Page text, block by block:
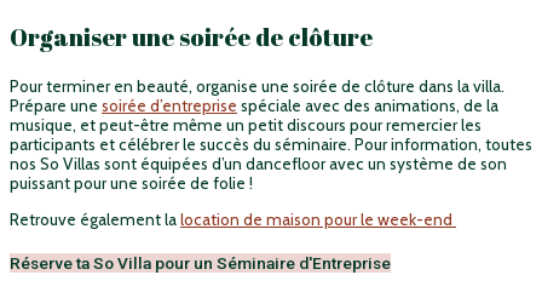
Organiser une soirée de clôture
Pour terminer en beauté, organise une soirée de clôture dans la villa.
Prépare une soirée d’entreprise spéciale avec des animations, de la
musique, et peut-être même un petit discours pour remercier les
participants et célébrer le succès du séminaire. Pour information, toutes
nos So Villas sont équipées d’un dancefloor avec un système de son
puissant pour une soirée de folie !
Retrouve également lalocation de maison pour le week-end
Réserve ta So Villa pour un Séminaire d'Entreprise